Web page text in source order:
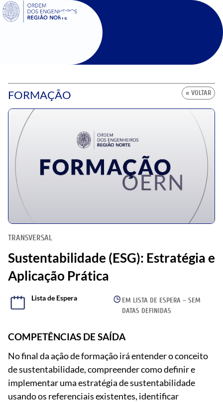
SIGOE
« VOLTAR
FORMAÇÃO
TRANSVERSAL
Sustentabilidade (ESG): Estratégia e
Aplicação Prática
Lista de Espera
EM LISTA DE ESPERA – SEM
DATAS DEFINIDAS
COMPETÊNCIAS DE SAÍDA
No final da ação de formação irá entender o conceito
de sustentabilidade, compreender como definir e
implementar uma estratégia de sustentabilidade
usando os referenciais existentes, identificar